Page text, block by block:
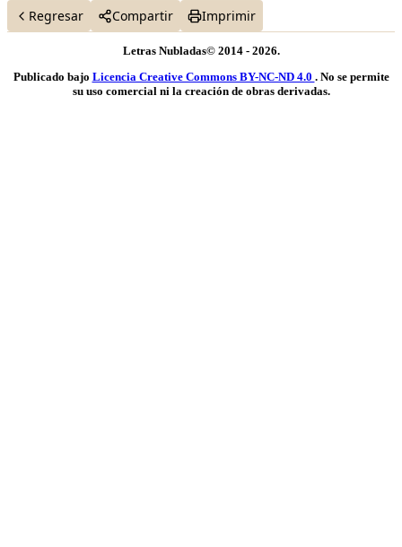
Regresar Compartir Imprimir
Letras Nubladas© 2014 - 2026.
Publicado bajo Licencia Creative Commons BY-NC-ND 4.0 . No se permite
su uso comercial ni la creación de obras derivadas.